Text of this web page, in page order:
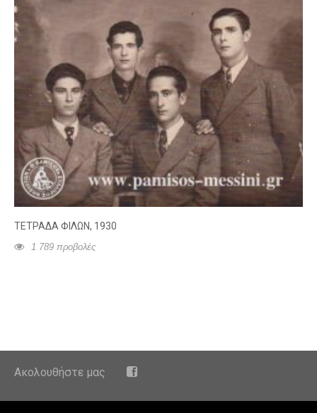
ΤΕΤΡΑΔΑ ΦΙΛΩΝ, 1930
1 789 προβολές
Ακολουθήστε μας